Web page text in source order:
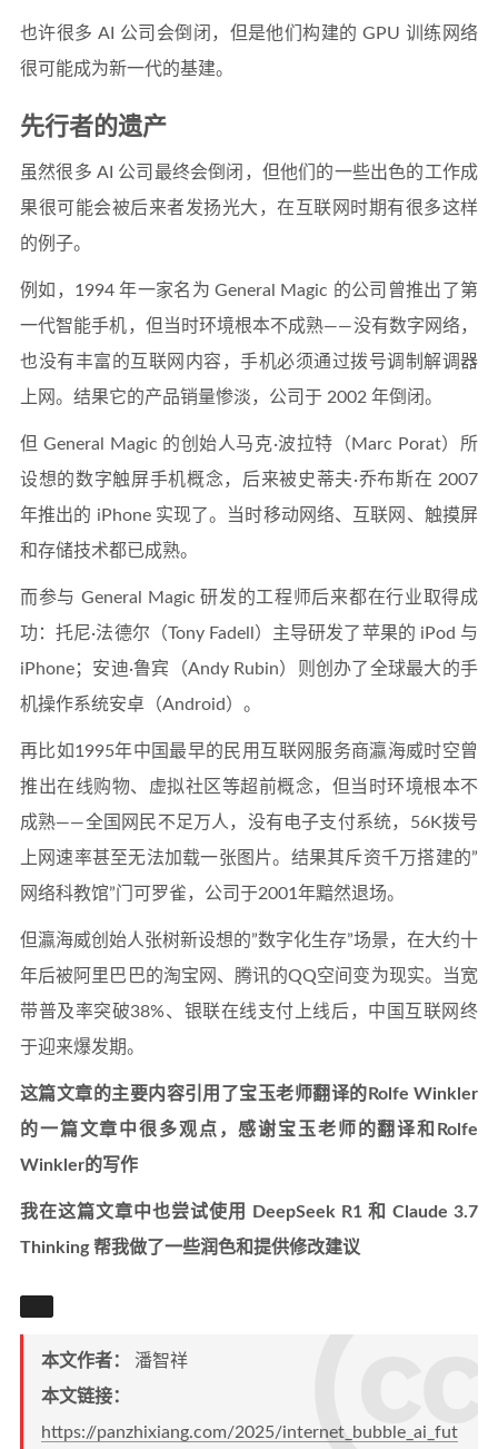
也许很多 AI 公司会倒闭，但是他们构建的 GPU 训练网络
很可能成为新一代的基建。
先行者的遗产
虽然很多 AI 公司最终会倒闭，但他们的一些出色的工作成
果很可能会被后来者发扬光大，在互联网时期有很多这样
的例子。
例如，1994 年一家名为 General Magic 的公司曾推出了第
一代智能手机，但当时环境根本不成熟——没有数字网络，
也没有丰富的互联网内容，手机必须通过拨号调制解调器
上网。结果它的产品销量惨淡，公司于 2002 年倒闭。
但 General Magic 的创始人马克·波拉特（Marc Porat）所
设想的数字触屏手机概念，后来被史蒂夫·乔布斯在 2007
年推出的 iPhone 实现了。当时移动网络、互联网、触摸屏
和存储技术都已成熟。
而参与 General Magic 研发的工程师后来都在行业取得成
功：托尼·法德尔（Tony Fadell）主导研发了苹果的 iPod 与
iPhone；安迪·鲁宾（Andy Rubin）则创办了全球最大的手
机操作系统安卓（Android）。
再比如1995年中国最早的民用互联网服务商瀛海威时空曾
推出在线购物、虚拟社区等超前概念，但当时环境根本不
成熟——全国网民不足万人，没有电子支付系统，56K拨号
上网速率甚至无法加载一张图片。结果其斥资千万搭建的”
网络科教馆”门可罗雀，公司于2001年黯然退场。
但瀛海威创始人张树新设想的”数字化生存”场景，在大约十
年后被阿里巴巴的淘宝网、腾讯的QQ空间变为现实。当宽
带普及率突破38%、银联在线支付上线后，中国互联网终
于迎来爆发期。
这篇文章的主要内容引用了宝玉老师翻译的Rolfe Winkler
的一篇文章中很多观点，感谢宝玉老师的翻译和Rolfe
Winkler的写作
我在这篇文章中也尝试使用 DeepSeek R1 和 Claude 3.7
Thinking 帮我做了一些润色和提供修改建议
本文作者： 潘智祥
本文链接：
https://panzhixiang.com/2025/internet_bubble_ai_fut